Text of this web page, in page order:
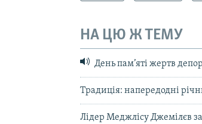
НА ЦЮ Ж ТЕМУ
День пам’яті жертв
Традиція: напередодні
Лідер Меджлісу Джемілєв